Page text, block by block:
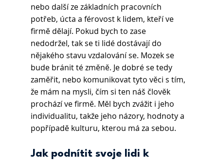
nebo další ze základních pracovních
potřeb, úcta a férovost k lidem, kteří ve
firmě dělají. Pokud bych to zase
nedodržel, tak se ti lidé dostávají do
nějakého stavu vzdalování se. Mozek se
bude bránit té změně. Je dobré se tedy
zaměřit, nebo komunikovat tyto věci s tím,
že mám na mysli, čím si ten náš člověk
prochází ve firmě. Měl bych zvážit i jeho
individualitu, takže jeho názory, hodnoty a
popřípadě kulturu, kterou má za sebou.
Jak podnítit svoje lidi k